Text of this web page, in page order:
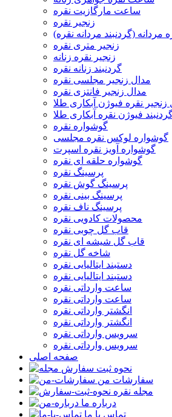
ساعت مارگازیت نقره
زنجیر نقره
مردانه (گردنبند مردانه نقره)
زنجیر متری نقره
زنجیر نقره زنانه
گردنبند زنانه نقره
مدال زنجیر مجلسی نقره
مدال زنجیر فانتزی نقره
زنجیر نقره فیوژن آبکاری طلا
فیوژن نقره آبکاری طلا
گوشواره نقره
گوشواره لوکس نقره مجلسی
گوشواره آویز نقره اسپرت
گوشواره حلقه ای نقره
پرسینگ نقره
پرسینگ گوش نقره
پرسینگ بینی نقره
پرسینگ ناف نقره
محصولات کادویی نقره
قاب گل چوبی نقره
قاب گل شیشه ای نقره
شاخه گل نقره
دستبند ایتالیایی نقره
دستبند ایتالیایی نقره
ساعت وارداتی نقره
ساعت وارداتی نقره
انگشتر وارداتی نقره
انگشتر وارداتی نقره
سرویس وارداتی نقره
سرویس وارداتی نقره
صفحه اصلی
نحوه ثبت سفارش
سفارشات من
مجله نقره
درباره ما
تماس با ما